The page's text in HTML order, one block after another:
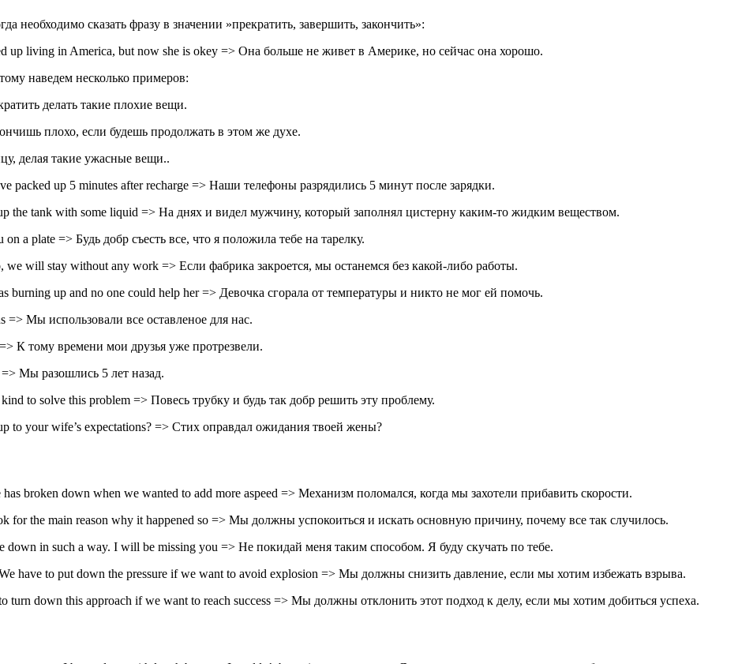
необходимо сказать фразу в значении »прекратить, завершить, закончить»:
up living in America, but now she is okey => Она больше не живет в Америке, но сейчас она хорошо.
наведем несколько примеров:
делать такие плохие вещи.
плохо, если будешь продолжать в этом же духе.
делая такие ужасные вещи..
packed up 5 minutes after recharge => Наши телефоны разрядились 5 минут после зарядки.
the tank with some liquid => На днях и видел мужчину, который заполнял цистерну каким-то жидким веществом.
a plate => Будь добр съесть все, что я положила тебе на тарелку.
will stay without any work => Если фабрика закроется, мы останемся без какой-либо работы.
burning up and no one could help her => Девочка сгорала от температуры и никто не мог ей помочь.
=> Мы использовали все оставленое для нас.
К тому времени мои друзья уже протрезвели.
Мы разошлись 5 лет назад.
to solve this problem => Повесь трубку и будь так добр решить эту проблему.
to your wife’s expectations? => Стих оправдал ожидания твоей жены?
broken down when we wanted to add more aspeed => Механизм поломался, когда мы захотели прибавить скорости.
for the main reason why it happened so => Мы должны успокоиться и искать основную причину, почему все так случилось.
down in such a way. I will be missing you => Не покидай меня таким способом. Я буду скучать по тебе.
have to put down the pressure if we want to avoid explosion => Мы должны снизить давление, если мы хотим избежать взрыва.
turn down this approach if we want to reach success => Мы должны отклонить этот подход к делу, если мы хотим добиться успеха.